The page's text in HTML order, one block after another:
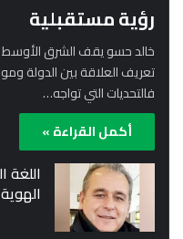
رؤية مستقبلية
خالد حسو يقف الشرق الأوسط
تعريف العلاقة بين الدولة
فالتحديات التي تواجه…
أكمل القراءة »
الهوية